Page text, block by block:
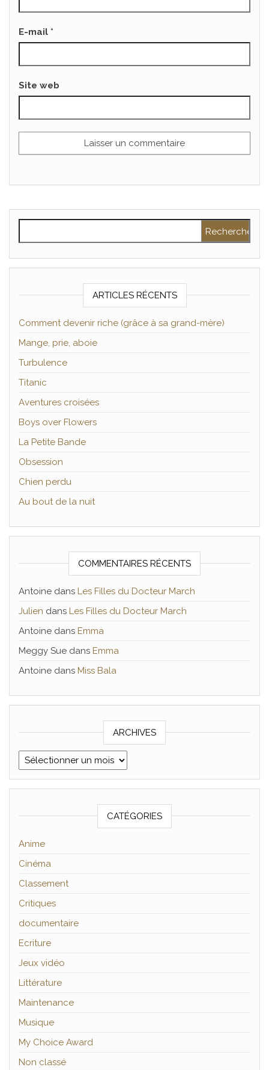
E-mail *
Site web
ARTICLES RÉCENTS
Comment devenir riche (grâce à sa grand-mère)
Mange, prie, aboie
Turbulence
Titanic
Aventures croisées
Boys over Flowers
La Petite Bande
Obsession
Chien perdu
Au bout de la nuit
COMMENTAIRES RÉCENTS
Antoine dans Les Filles du Docteur March
Julien dans Les Filles du Docteur March
Antoine dans Emma
Meggy Sue dans Emma
Antoine dans Miss Bala
ARCHIVES
Archives
CATÉGORIES
Anime
Cinéma
Classement
Critiques
documentaire
Ecriture
Jeux vidéo
Littérature
Maintenance
Musique
My Choice Award
Non classé